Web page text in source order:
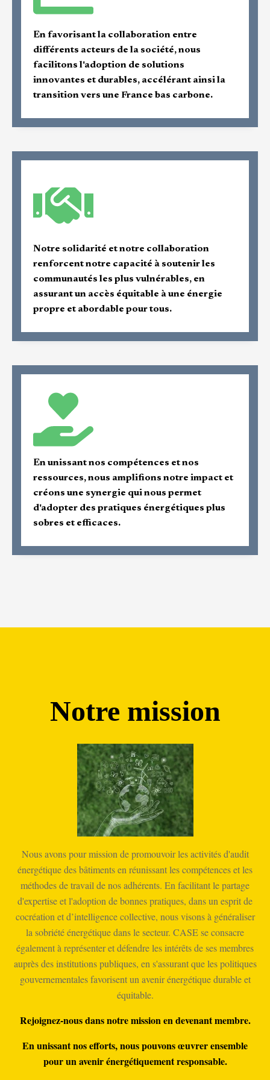
En favorisant la collaboration entre
différents acteurs de la société, nous
facilitons l'adoption de solutions
innovantes et durables, accélérant ainsi la
transition vers une France bas carbone.
Notre solidarité et notre collaboration
renforcent notre capacité à soutenir les
communautés les plus vulnérables, en
assurant un accès équitable à une énergie
propre et abordable pour tous.
En unissant nos compétences et nos
ressources, nous amplifions notre impact et
créons une synergie qui nous permet
d'adopter des pratiques énergétiques plus
sobres et efficaces.
Notre mission
Nous avons pour mission de promouvoir les activités d'audit
énergétique des bâtiments en réunissant les compétences et les
méthodes de travail de nos adhérents. En facilitant le partage
d'expertise et l'adoption de bonnes pratiques, dans un esprit de
cocréation et d’intelligence collective, nous visons à généraliser
la sobriété énergétique dans le secteur. CASE se consacre
également à représenter et défendre les intérêts de ses membres
auprès des institutions publiques, en s'assurant que les politiques
gouvernementales favorisent un avenir énergétique durable et
équitable.
Rejoignez-nous dans notre mission en devenant membre.
En unissant nos efforts, nous pouvons œuvrer ensemble
pour un avenir énergétiquement responsable.